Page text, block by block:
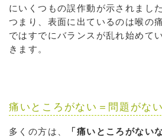
にいくつもの誤作動が示されました
つまり、表面に出ているのは喉の
ではすでにバランスが乱れ始めて
きます。
痛いところがない＝問題がな
多くの方は、 「痛いところがない